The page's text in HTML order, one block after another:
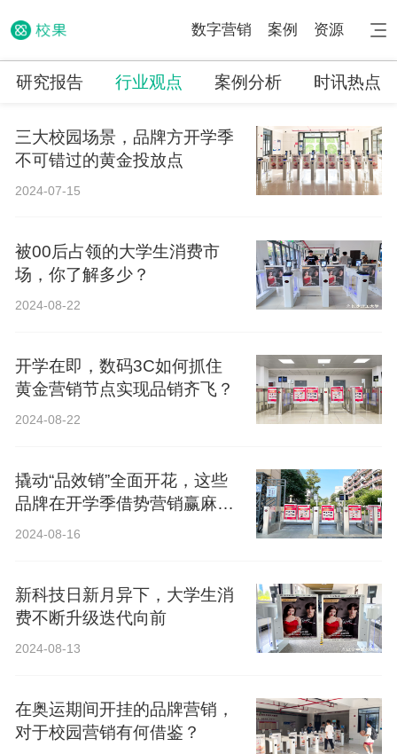
数字营销 案例 资源
研究报告 行业观点 案例分析 时讯热点
三大校园场景，品牌方开学季
不可错过的黄金投放点
2024-07-15
被00后占领的大学生消费市
场，你了解多少？
2024-08-22
开学在即，数码3C如何抓住
黄金营销节点实现品销齐飞？
2024-08-22
撬动“品效销”全面开花，这些
品牌在开学季借势营销赢麻
了！
2024-08-16
新科技日新月异下，大学生消
费不断升级迭代向前
2024-08-13
在奥运期间开挂的品牌营销，
对于校园营销有何借鉴？